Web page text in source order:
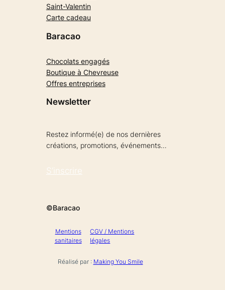
Saint-Valentin
Carte cadeau
Baracao
Chocolats engagés
Boutique à Chevreuse
Offres entreprises
Newsletter
Restez informé(e) de nos dernières
créations, promotions, événements…
S’inscrire
©Baracao
Mentions
sanitaires
CGV / Mentions
légales
Réalisé par : Making You Smile